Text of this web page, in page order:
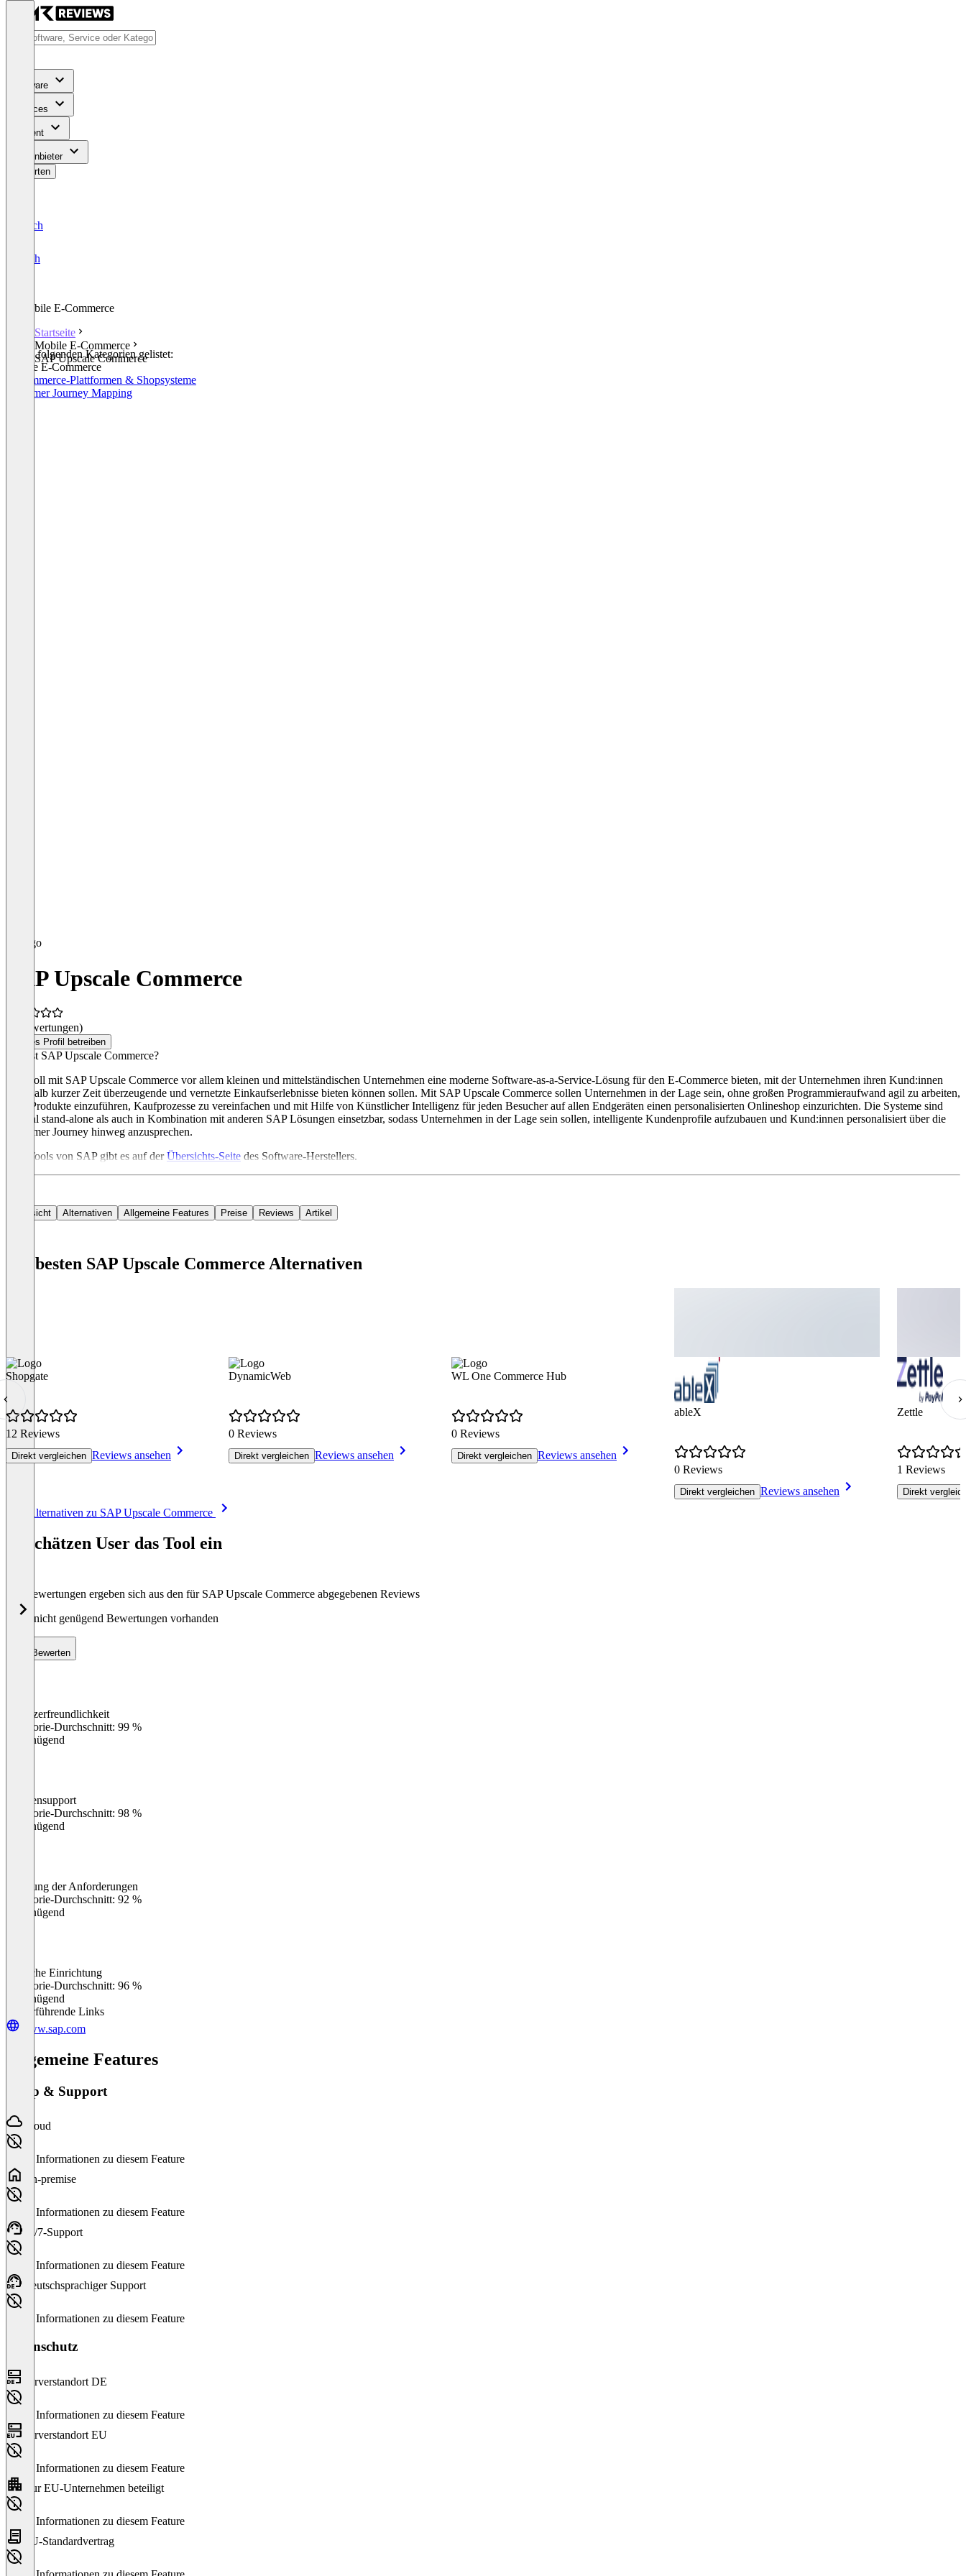
Software
Services
Content
Für Anbieter
Bewerten
Deutsch
English
Mobile E-Commerce
Startseite
Mobile E-Commerce
SAP Upscale Commerce
In den folgenden Kategorien gelistet:
Mobile E-Commerce
E-Commerce-Plattformen & Shopsysteme
Customer Journey Mapping
SAP Upscale Commerce
(0 Bewertungen)
Dieses Profil betreiben
Was ist SAP Upscale Commerce?
SAP soll mit SAP Upscale Commerce vor allem kleinen und mittelständischen Unternehmen eine moderne Software-as-a-Service-Lösung für den E-Commerce bieten, mit der Unternehmen ihren Kund:innen
innerhalb kurzer Zeit überzeugende und vernetzte Einkaufserlebnisse bieten können sollen. Mit SAP Upscale Commerce sollen Unternehmen in der Lage sein, ohne großen Programmieraufwand agil zu arbeiten,
neue Produkte einzuführen, Kaufprozesse zu vereinfachen und mit Hilfe von Künstlicher Intelligenz für jeden Besucher auf allen Endgeräten einen personalisierten Onlineshop einzurichten. Die Systeme sind
sowohl stand-alone als auch in Kombination mit anderen SAP Lösungen einsetzbar, sodass Unternehmen in der Lage sein sollen, intelligente Kundenprofile aufzubauen und Kund:innen personalisiert über die
Customer Journey hinweg anzusprechen.
Alle Tools von SAP gibt es auf derÜbersichts-Seite des Software-Herstellers.
Übersicht Alternativen Allgemeine Features Preise Reviews Artikel
Die besten SAP Upscale Commerce Alternativen
Shopgate
12 Reviews
Direkt vergleichen Reviews ansehen
DynamicWeb
0 Reviews
Direkt vergleichen Reviews ansehen
WL One Commerce Hub
0 Reviews
Direkt vergleichen Reviews ansehen
ableX
0 Reviews
Direkt vergleichen Reviews ansehen
Zettle
1 Reviews
Direkt
Alle Alternativen zu SAP Upscale Commerce
So schätzen User das Tool ein
Die Bewertungen ergeben sich aus den für SAP Upscale Commerce abgegebenen Reviews
Noch nicht genügend Bewertungen vorhanden
Bewerten
Benutzerfreundlichkeit
Kategorie-Durchschnitt: 99 %
Ungenügend
Kundensupport
Kategorie-Durchschnitt: 98 %
Ungenügend
Erfüllung der Anforderungen
Kategorie-Durchschnitt: 92 %
Ungenügend
Einfache Einrichtung
Kategorie-Durchschnitt: 96 %
Ungenügend
Weiterführende Links
www.sap.com
Allgemeine Features
Setup & Support
Cloud
Keine Informationen zu diesem Feature
On-premise
Keine Informationen zu diesem Feature
24/7-Support
Keine Informationen zu diesem Feature
Deutschsprachiger Support
Keine Informationen zu diesem Feature
Datenschutz
Serverstandort DE
Keine Informationen zu diesem Feature
Serverstandort EU
Keine Informationen zu diesem Feature
Nur EU-Unternehmen beteiligt
Keine Informationen zu diesem Feature
EU-Standardvertrag